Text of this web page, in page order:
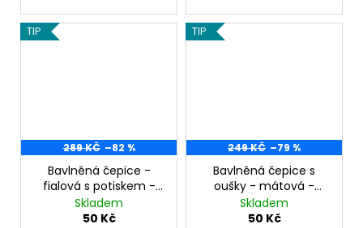
TIP
289 KČ –82 %
Bavlněná čepice -
fialová s potiskem -
limitovaná
Skladem
50 Kč
TIP
249 KČ –79 %
Bavlněná čepice s
oušky - mátová -
limitovaná
Skladem
50 Kč